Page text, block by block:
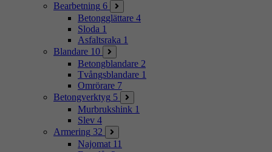
Bearbetning 6
Betongglättare 4
Sloda 1
Asfaltsraka 1
Blandare 10
Betongblandare 2
Tvångsblandare 1
Omrörare 7
Betongverktyg 5
Murbrukshink 1
Slev 4
Armering 32
Najomat 11